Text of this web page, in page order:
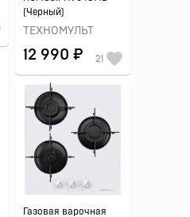
(Черный)
ТЕХНОМУЛЬТ
12 990 ₽ 21
Газовая варочная